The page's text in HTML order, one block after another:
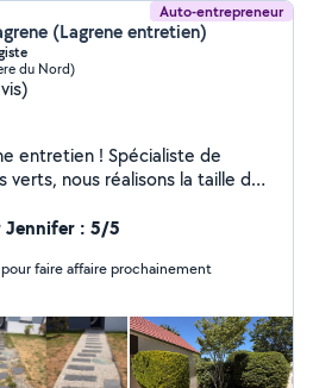
Auto-entrepreneur
(Lagrene entretien)
du Nord)
entretien ! Spécialiste de
verts, nous réalisons la taille de
Nos équipes interviennent à
et-Vilaine 35 ainsi qu'en
soigné, devis gratuit et
Jennifer : 5/5
conseils a voir pour faire affaire prochainement